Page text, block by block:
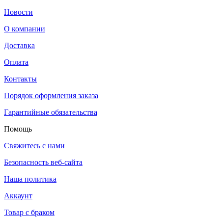
Новости
О компании
Доставка
Оплата
Контакты
Порядок оформления заказа
Гарантийные обязательства
Помощь
Свяжитесь с нами
Безопасность веб-сайта
Наша политика
Аккаунт
Товар с браком